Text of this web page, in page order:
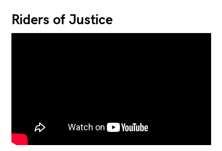
Riders of Justice